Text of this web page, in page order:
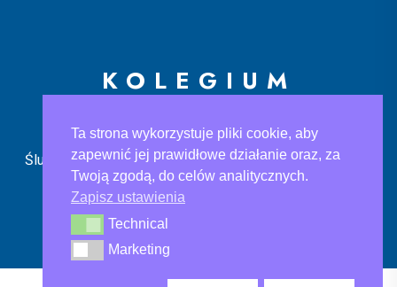
KOLEGIUM
Ślusarska 9, 30-710 Kraków sekretariat@ke.edu.pl
733 883 121
Ta strona wykorzystuje pliki cookie, aby
zapewnić jej prawidłowe działanie oraz, za
Twoją zgodą, do celów analitycznych.
Zapisz ustawienia
TechnicalTechnical
MarketingMarketing